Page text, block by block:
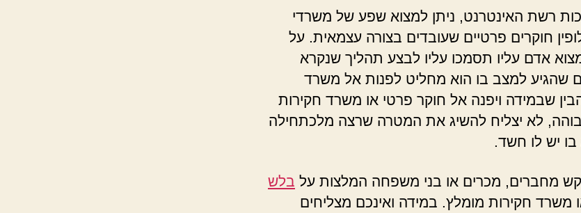
רשת האינטרנט, ניתן למצוא שפע של משרדי
חוקרים פרטיים שעובדים בצורה עצמאית. על
אדם עליו תסמכו עליו לבצע תהליך שנקרא
שהגיע למצב בו הוא מחליט לפנות אל משרד
שבמידה ויפנה אל חוקר פרטי או משרד חקירות
לא יצליח להשיג את המטרה שרצה מלכתחילה
יש לו חשד.
מחברים, מכרים או בני משפחה המלצות על בלש
משרד חקירות מומלץ. במידה ואינכם מצליחים